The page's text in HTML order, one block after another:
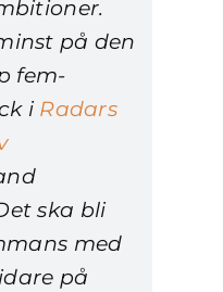
på den
fem-
i Radars
ska bli
med
på